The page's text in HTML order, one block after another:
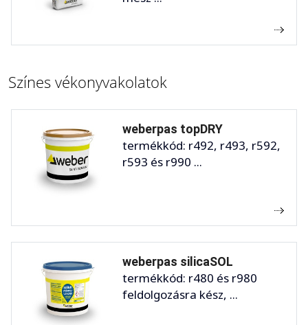
Színes vékonyvakolatok
weberpas topDRY
termékkód: r492, r493, r592,
r593 és r990 ...
weberpas silicaSOL
termékkód: r480 és r980
feldolgozásra kész, ...